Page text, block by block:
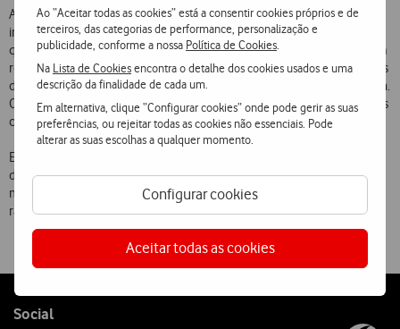
Ao “Aceitar todas as cookies” está a consentir cookies próprios e de
terceiros, das categorias de performance, personalização e
publicidade, conforme a nossa Política de Cookies
Na Lista de Cookiesencontra o detalhe dos cookies usados e uma
descrição da finalidade de cada um.
Em alternativa, clique “Configurar cookies” onde pode gerir as suas
preferências, ou rejeitar todas as cookies não essenciais. Pode
alterar as suas escolhas a qualquer momento.
Configurar cookies
Aceitar todas as cookies
A aplicação está disponível numa gama alargada de telemóveis,
incluindo os exclusivos Vodafone 360 Samsung H1 e M1. Os Clientes
que ainda não têm a Loja de Apps instalada no seu telemóvel podem
registar-se em www.360.com e procurar a aplicação ANA  Aeroportos
de Portugal nas categorias Viagens e Navegação ou Utilitários da Loja.
O download e instalação da Loja Móvel e da aplicação nos telemóveis
compatíveis podem ser feitos gratuitamente a partir desta página.
Esta iniciativa conjunta da Vodafone Portugal e da ANA  Aeroportos
de Portugal demonstra a importância e a eficácia das Apps como
meio de divulgação de informações úteis quando a mobilidade e a
rapidez são factores críticos para os utilizadores.
Follow
Social